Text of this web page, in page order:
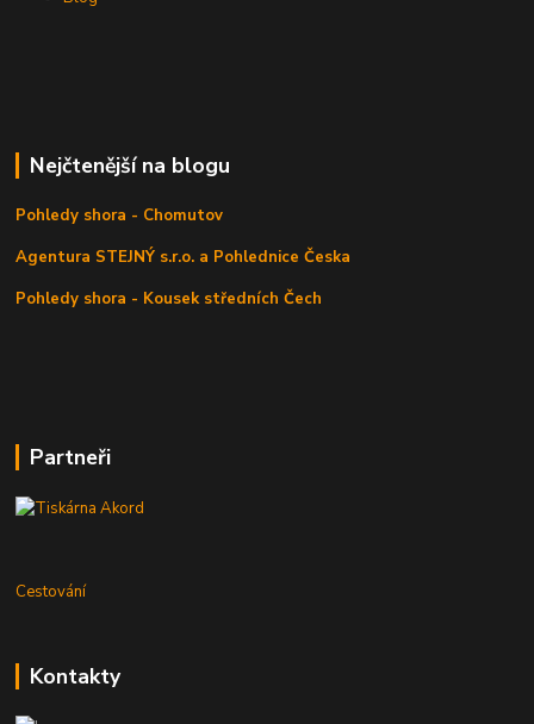
Nejčtenější na blogu
Pohledy shora - Chomutov
Agentura STEJNÝ s.r.o. a Pohlednice Česka
Pohledy shora - Kousek středních Čech
Partneři
Cestování
Kontakty